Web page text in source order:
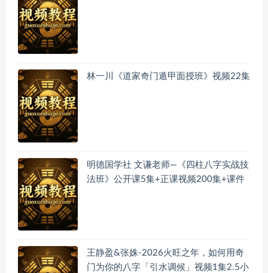
林一川《道家奇门遁甲面授班》视频22集
明德国学社 文谦老师—《四柱八字实战技
法班》公开课5集+正课视频200集+课件
王静盈&张姝-2026火旺之年，如何用奇
门为你的八字「引水调候」视频1集2.5小